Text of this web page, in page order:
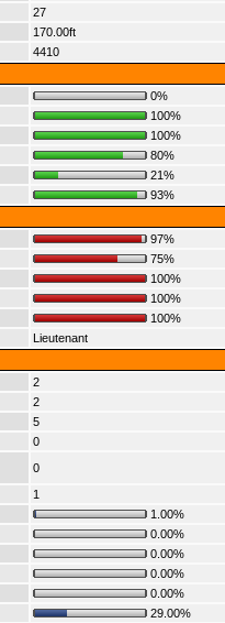
27
170.00ft
4410
0%
100%
100%
80%
21%
93%
97%
75%
100%
100%
100%
Lieutenant
2
2
5
0
0
1
1.00%
0.00%
0.00%
0.00%
0.00%
29.00%